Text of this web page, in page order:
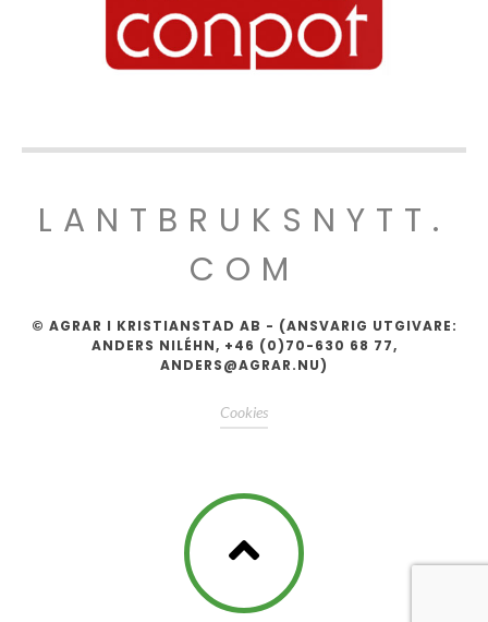
LANTBRUKSNYTT.
COM
© AGRAR I KRISTIANSTAD AB - (ANSVARIG UTGIVARE:
ANDERS NILÉHN, +46 (0)70-630 68 77,
ANDERS@AGRAR.NU)
Cookies